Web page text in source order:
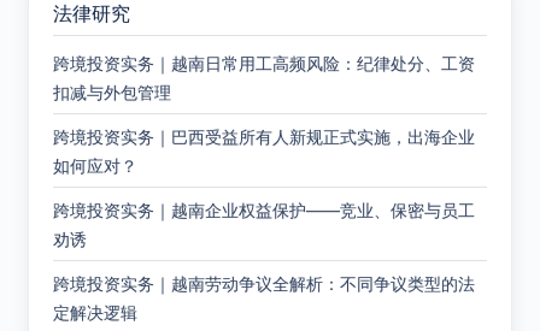
法律研究
跨境投资实务｜越南日常用工高频风险：纪律处分、工资
扣减与外包管理
跨境投资实务｜巴西受益所有人新规正式实施，出海企业
如何应对？
跨境投资实务｜越南企业权益保护——竞业、保密与员工
劝诱
跨境投资实务｜越南劳动争议全解析：不同争议类型的法
定解决逻辑